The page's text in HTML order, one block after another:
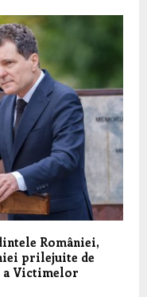
României,
prilejuite de
a Victimelor